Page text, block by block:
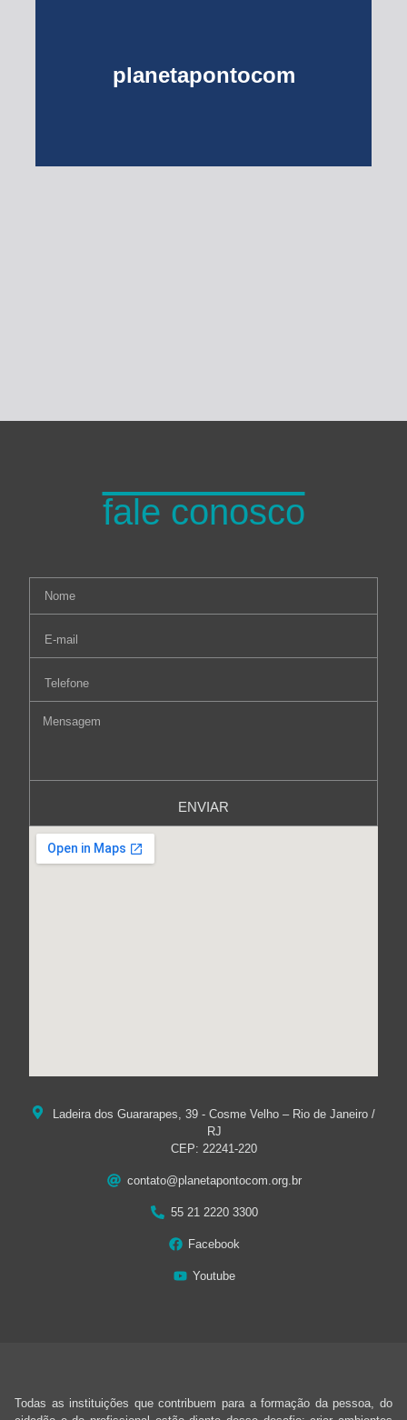
planetapontocom
fale conosco
ENVIAR
Ladeira dos Guararapes, 39 - Cosme Velho – Rio de Janeiro /
RJ
CEP: 22241-220
contato@planetapontocom.org.br
55 21 2220 3300
Facebook
Youtube
Todas as instituições que contribuem para a formação da pessoa, do